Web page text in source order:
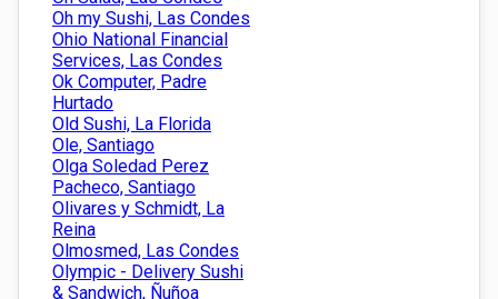
Oh my Sushi, Las Condes
Ohio National Financial
Services, Las Condes
Ok Computer, Padre
Hurtado
Old Sushi, La Florida
Ole, Santiago
Olga Soledad Perez
Pacheco, Santiago
Olivares y Schmidt, La
Reina
Olmosmed, Las Condes
Olympic - Delivery Sushi
& Sandwich, Ñuñoa